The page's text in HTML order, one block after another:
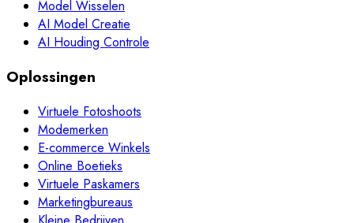
Model Wisselen
AI Model Creatie
AI Houding Controle
Oplossingen
Virtuele Fotoshoots
Modemerken
E-commerce Winkels
Online Boetieks
Virtuele Paskamers
Marketingbureaus